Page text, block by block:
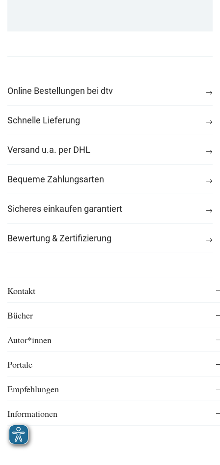
Online Bestellungen bei dtv
Schnelle Lieferung
Versand u.a. per DHL
Bequeme Zahlungsarten
Sicheres einkaufen garantiert
Bewertung & Zertifizierung
Kontakt
Bücher
Autor*innen
Portale
Empfehlungen
Informationen